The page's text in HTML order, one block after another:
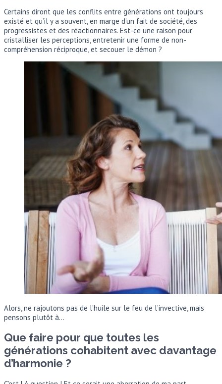
Certains diront que les conflits entre générations ont toujours
existé et qu’il y a souvent, en marge d’un fait de société, des
progressistes et des réactionnaires. Est-ce une raison pour
cristalliser les perceptions, entretenir une forme de non-
compréhension réciproque, et secouer le démon ?
Alors, ne rajoutons pas de l’huile sur le feu de l’invective, mais
pensons plutôt à…
Que faire pour que toutes les
générations cohabitent avec davantage
d’harmonie ?